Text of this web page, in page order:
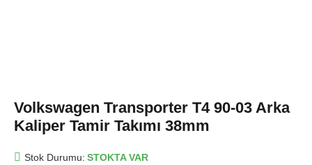
Volkswagen Transporter T4 90-03 Arka
Kaliper Tamir Takımı 38mm
Stok Durumu: STOKTA VAR